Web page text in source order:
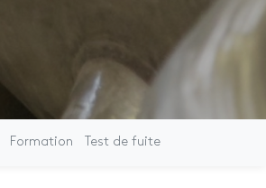
Formation Test de fuite